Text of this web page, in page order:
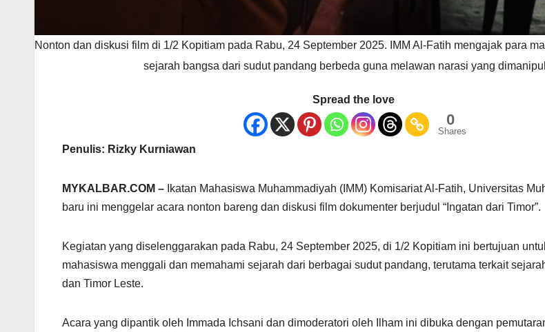
Nonton dan diskusi film di 1/2 Kopitiam pada Rabu, 24 September 2025. IMM Al-Fatih mengajak para
sejarah bangsa dari sudut pandang berbeda guna melawan narasi yang
Spread the love
0
Shares
Penulis: Rizky Kurniawan
MYKALBAR.COM – Ikatan Mahasiswa Muhammadiyah (IMM) Komisariat Al-Fatih, Universitas
baru ini menggelar acara nonton bareng dan diskusi film dokumenter berjudul “Ingatan dari Timor”.
Kegiatan yang diselenggarakan pada Rabu, 24 September 2025, di 1/2 Kopitiam ini bertujuan
mahasiswa menggali dan memahami sejarah dari berbagai sudut pandang, terutama terkait
dan Timor Leste.
Acara yang dipantik oleh Immada Ichsani dan dimoderatori oleh Ilham ini dibuka dengan